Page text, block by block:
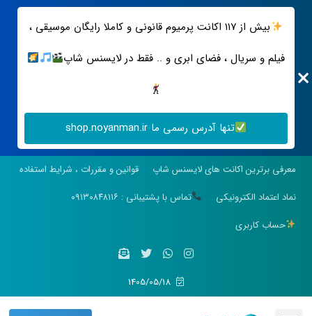
بیش از ۱۱۷ اکانت پرمیوم قانونی و کاملا رایگان موسیقی ،
فیلم و سریال ، فضای ابری و .. فقط در لایسنس شاپ
تنها آدرس رسمی ما shop.noyanman.ir
معرفی برترین اکانت های لایسنس شاپ
قوانین و مقررات ، شرایط استفاده
نماد اعتماد الکترونیکی
تماس با پشتیبانی : ۰۹۱۳۰۸۴۸۱۱۶
حساب کاربری